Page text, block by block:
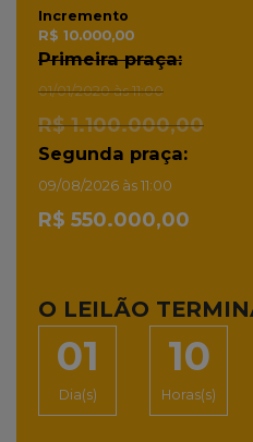
Incremento
R$ 10.000,00
Primeira praça:
01/01/2020 às 11:00
R$ 1.100.000,00
Segunda praça:
09/08/2026 às 11:00
R$ 550.000,00
O LEILÃO
01
Dia(s)
10
Horas(s)